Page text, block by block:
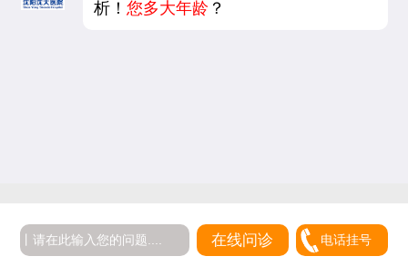
析！您多大年龄 ？
在线问诊 电话挂号